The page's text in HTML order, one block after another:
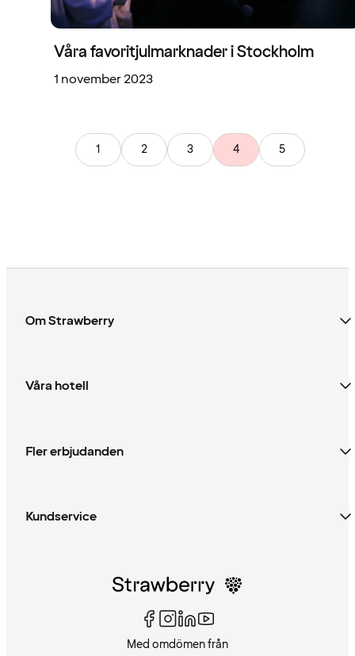
Våra favoritjulmarknader i Stockholm
1 november 2023
1 2 3 4 5
Om Strawberry
Våra hotell
Fler erbjudanden
Kundservice
Med omdömen från